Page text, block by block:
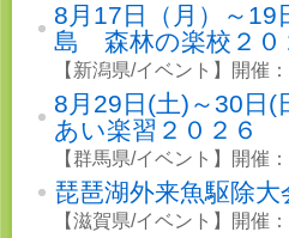
8月17日（月）～19
島 森林の楽校２０
【新潟県/イベント】開催
8月29日(土)～30日
あい楽習２０２６
【群馬県/イベント】開催
琵琶湖外来魚駆除
【滋賀県/イベント】開催